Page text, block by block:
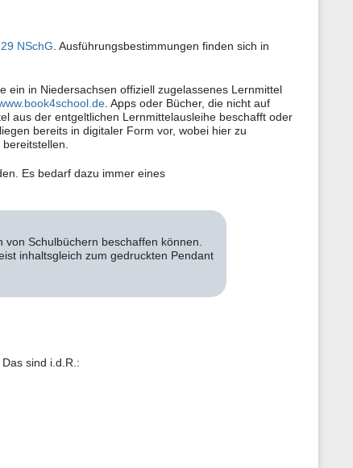
z
S
e
i
t
e
NSchG . Ausführungsbestimmungen finden sich in
ein in Niedersachsen offiziell zugelassenes Lernmittel
. Apps oder Bücher, die nicht auf
aus der entgeltlichen Lernmittelausleihe beschafft oder
bereits in digitaler Form vor, wobei hier zu
Es bedarf dazu immer eines
Schulbüchern beschaffen können.
inhaltsgleich zum gedruckten Pendant
sind i.d.R.: